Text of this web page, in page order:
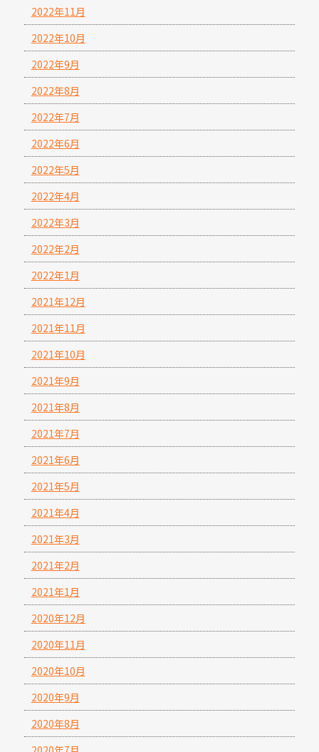
2022年11月
2022年10月
2022年9月
2022年8月
2022年7月
2022年6月
2022年5月
2022年4月
2022年3月
2022年2月
2022年1月
2021年12月
2021年11月
2021年10月
2021年9月
2021年8月
2021年7月
2021年6月
2021年5月
2021年4月
2021年3月
2021年2月
2021年1月
2020年12月
2020年11月
2020年10月
2020年9月
2020年8月